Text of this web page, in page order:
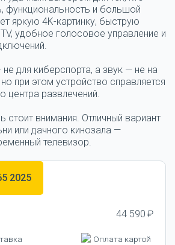
функциональность и большой
яркую 4K-картинку, быструю
удобное голосовое управление и
для киберспорта, а звук — не на
при этом устройство справляется
развлечений.
стоит внимания. Отличный вариант
или дачного кинозала —
телевизор.
2025
44 590 ₽
Оплата картой